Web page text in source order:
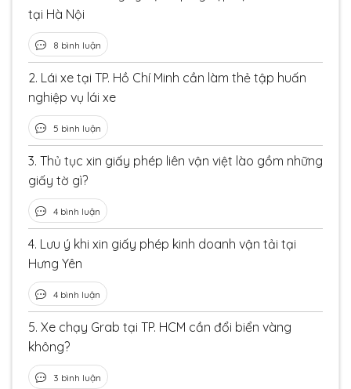
tại Hà Nội
8 bình luận
2. Lái xe tại TP. Hồ Chí Minh cần làm thẻ tập huấn
nghiệp vụ lái xe
5 bình luận
3. Thủ tục xin giấy phép liên vận việt lào gồm những
giấy tờ gì?
4 bình luận
4. Lưu ý khi xin giấy phép kinh doanh vận tải tại
Hưng Yên
4 bình luận
5. Xe chạy Grab tại TP. HCM cần đổi biển vàng
không?
3 bình luận